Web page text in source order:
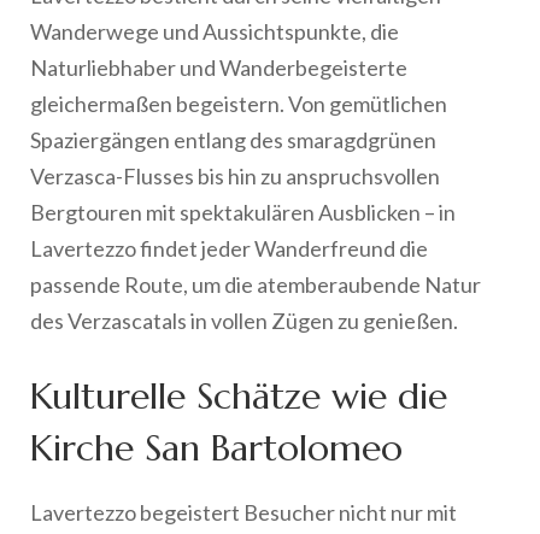
Wanderwege und Aussichtspunkte, die
Naturliebhaber und Wanderbegeisterte
gleichermaßen begeistern. Von gemütlichen
Spaziergängen entlang des smaragdgrünen
Verzasca-Flusses bis hin zu anspruchsvollen
Bergtouren mit spektakulären Ausblicken – in
Lavertezzo findet jeder Wanderfreund die
passende Route, um die atemberaubende Natur
des Verzascatals in vollen Zügen zu genießen.
Kulturelle Schätze wie die
Kirche San Bartolomeo
Lavertezzo begeistert Besucher nicht nur mit